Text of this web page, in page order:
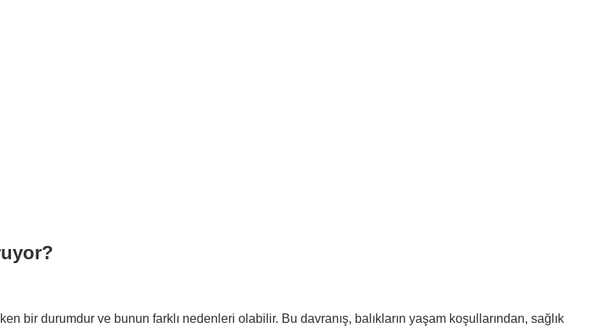
bir durumdur ve bunun farklı nedenleri olabilir. Bu davranış, balıkların yaşam koşullarından, sağlık